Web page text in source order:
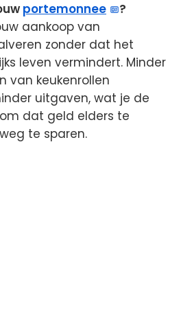
portemonnee
?
aankoop van
zonder dat het
leven vermindert. Minder
van keukenrollen
uitgaven, wat je de
dat geld elders te
te sparen.